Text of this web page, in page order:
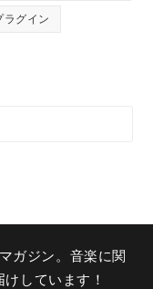
ラグイン
ガジン。音楽に関
しています！